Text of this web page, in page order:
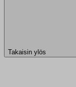
Takaisin ylös